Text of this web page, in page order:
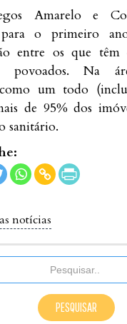
Amarelo e
para o primeiro
entre os que
povoados. Na
um todo
de 95% dos
sanitário.
notícias